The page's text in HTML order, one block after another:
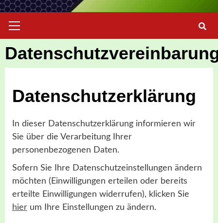
Menu
Datenschutzerklärung
In dieser Datenschutzerklärung informieren wir
Sie über die Verarbeitung Ihrer
personenbezogenen Daten.
Sofern Sie Ihre Datenschutzeinstellungen ändern
möchten (Einwilligungen erteilen oder bereits
erteilte Einwilligungen widerrufen), klicken Sie
hier um Ihre Einstellungen zu ändern.